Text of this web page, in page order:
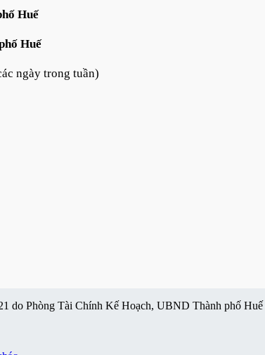
Huế
Huế
ngày trong tuần)
do Phòng Tài Chính Kế Hoạch, UBND Thành phố Huế